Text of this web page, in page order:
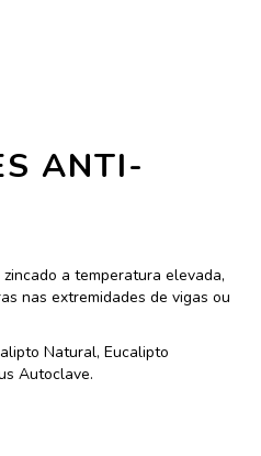
ANTI-
a temperatura elevada,
nas extremidades de vigas ou
Natural, Eucalipto
Autoclave.